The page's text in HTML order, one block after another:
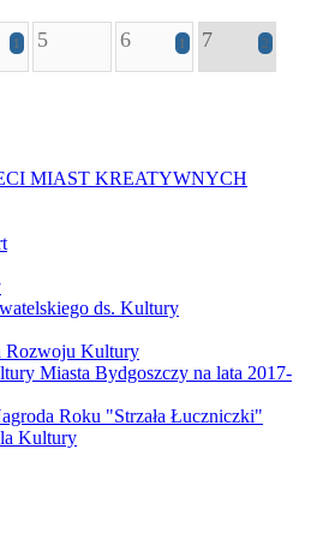
1 5 6 1 7 2
MIAST KREATYWNYCH
ds. Kultury
Rozwoju Kultury
Miasta Bydgoszczy na lata 2017-
Roku "Strzała Łuczniczki"
Kultury